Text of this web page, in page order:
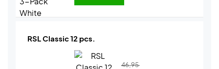
RSL Classic 12 pcs.
46,95